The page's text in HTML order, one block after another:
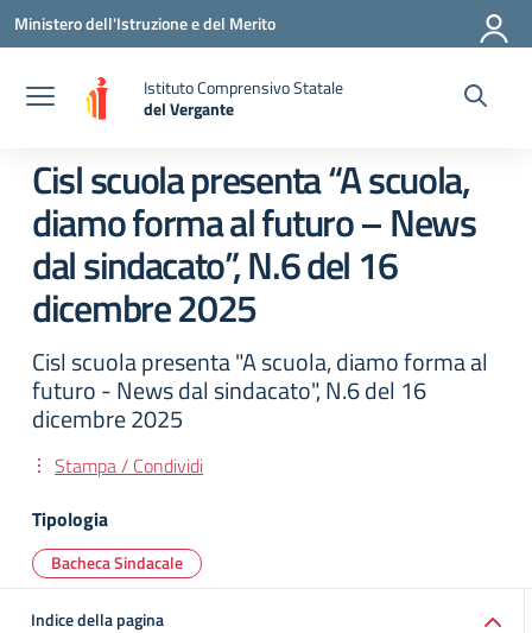
Vai ai contenuti
Vai al menu di navigazione
Vai al footer
Ministero dell'Istruzione e del Merito
Istituto Comprensivo Statale
del Vergante
— Visita la pagina iniziale della scuola
Cisl scuola presenta “A scuola,
diamo forma al futuro – News
dal sindacato”, N.6 del 16
dicembre 2025
Cisl scuola presenta "A scuola, diamo forma al
futuro - News dal sindacato", N.6 del 16
dicembre 2025
Stampa / Condividi
Tipologia
Bacheca Sindacale
Indice della pagina